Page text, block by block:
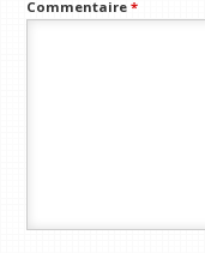
Commentaire*